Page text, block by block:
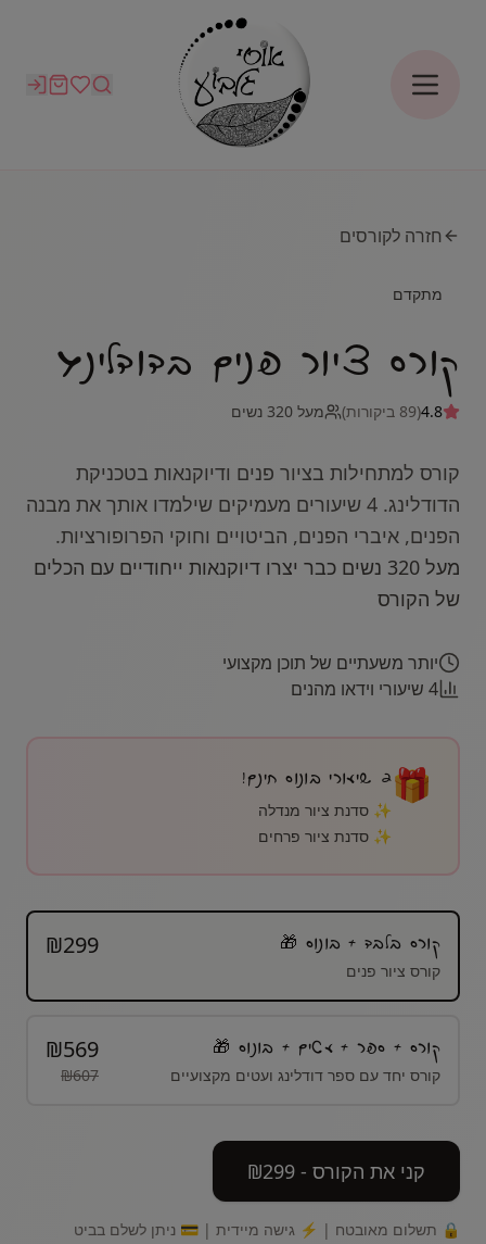
חזרה לקורסים
מתקדם
קורס ציור פנים בדודלינג
4.8
(
89 ביקורות) מעל 320 נשים
קורס למתחילות בציור פנים ודיוקנאות בטכניקת
הדודלינג. 4 שיעורים מעמיקים שילמדו אותך את מבנה
הפנים, איברי הפנים, הביטויים וחוקי הפרופורציות.
מעל 320 נשים כבר יצרו דיוקנאות ייחודיים עם הכלים
של הקורס
יותר משעתיים של תוכן מקצועי
4 שיעורי וידאו מהנים
🎁2 שיעורי בונוס חינם!
✨ סדנת ציור מנדלה
✨ סדנת ציור פרחים
קורס בלבד+ בונוס 🎁
קורס ציור פנים
₪299
קורס + ספר + עטים + בונוס 🎁
קורס יחד עם ספר דודלינג ועטים מקצועיים
₪569
₪607
קני את הקורס - ₪ 299
🔒 תשלום מאובטח | ⚡ גישה מיידית | 💳 ניתן לשלם בביט